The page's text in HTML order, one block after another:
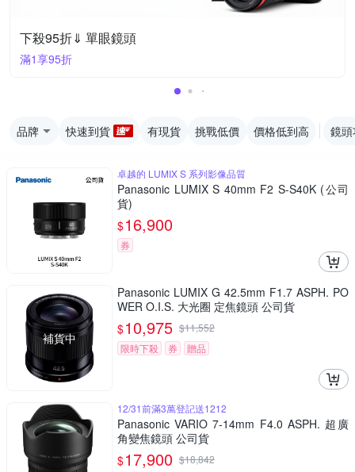
下殺95折⇓ 單眼鏡頭
滿1享95折
品牌 快速到貨 有現貨 挑戰低價 價格低到高 鏡
卓越的 LUMIX S 系列影像品質
Panasonic LUMIX S 40mm F2 S-S40K (公司
貨)
$16,900
券
補貨中
Panasonic LUMIX G 42.5mm F1.7 ASPH. PO
WER O.I.S. 大光圈 定焦鏡頭 公司貨
$10,975 $11,552
限時下殺
券 贈品
12/31前滿3萬登記送1212
Panasonic VARIO 7-14mm F4.0 ASPH. 超廣
角變焦鏡頭 公司貨
$17,900 $18,842